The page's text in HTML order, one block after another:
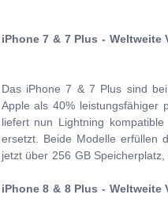
iPhone 7 & 7 Plus - Weltweite
Das iPhone 7 & 7 Plus sind
Apple als 40% leistungsfähiger
liefert nun Lightning
ersetzt. Beide Modelle erfüllen
jetzt über 256 GB
iPhone 8 & 8 Plus - Weltweite